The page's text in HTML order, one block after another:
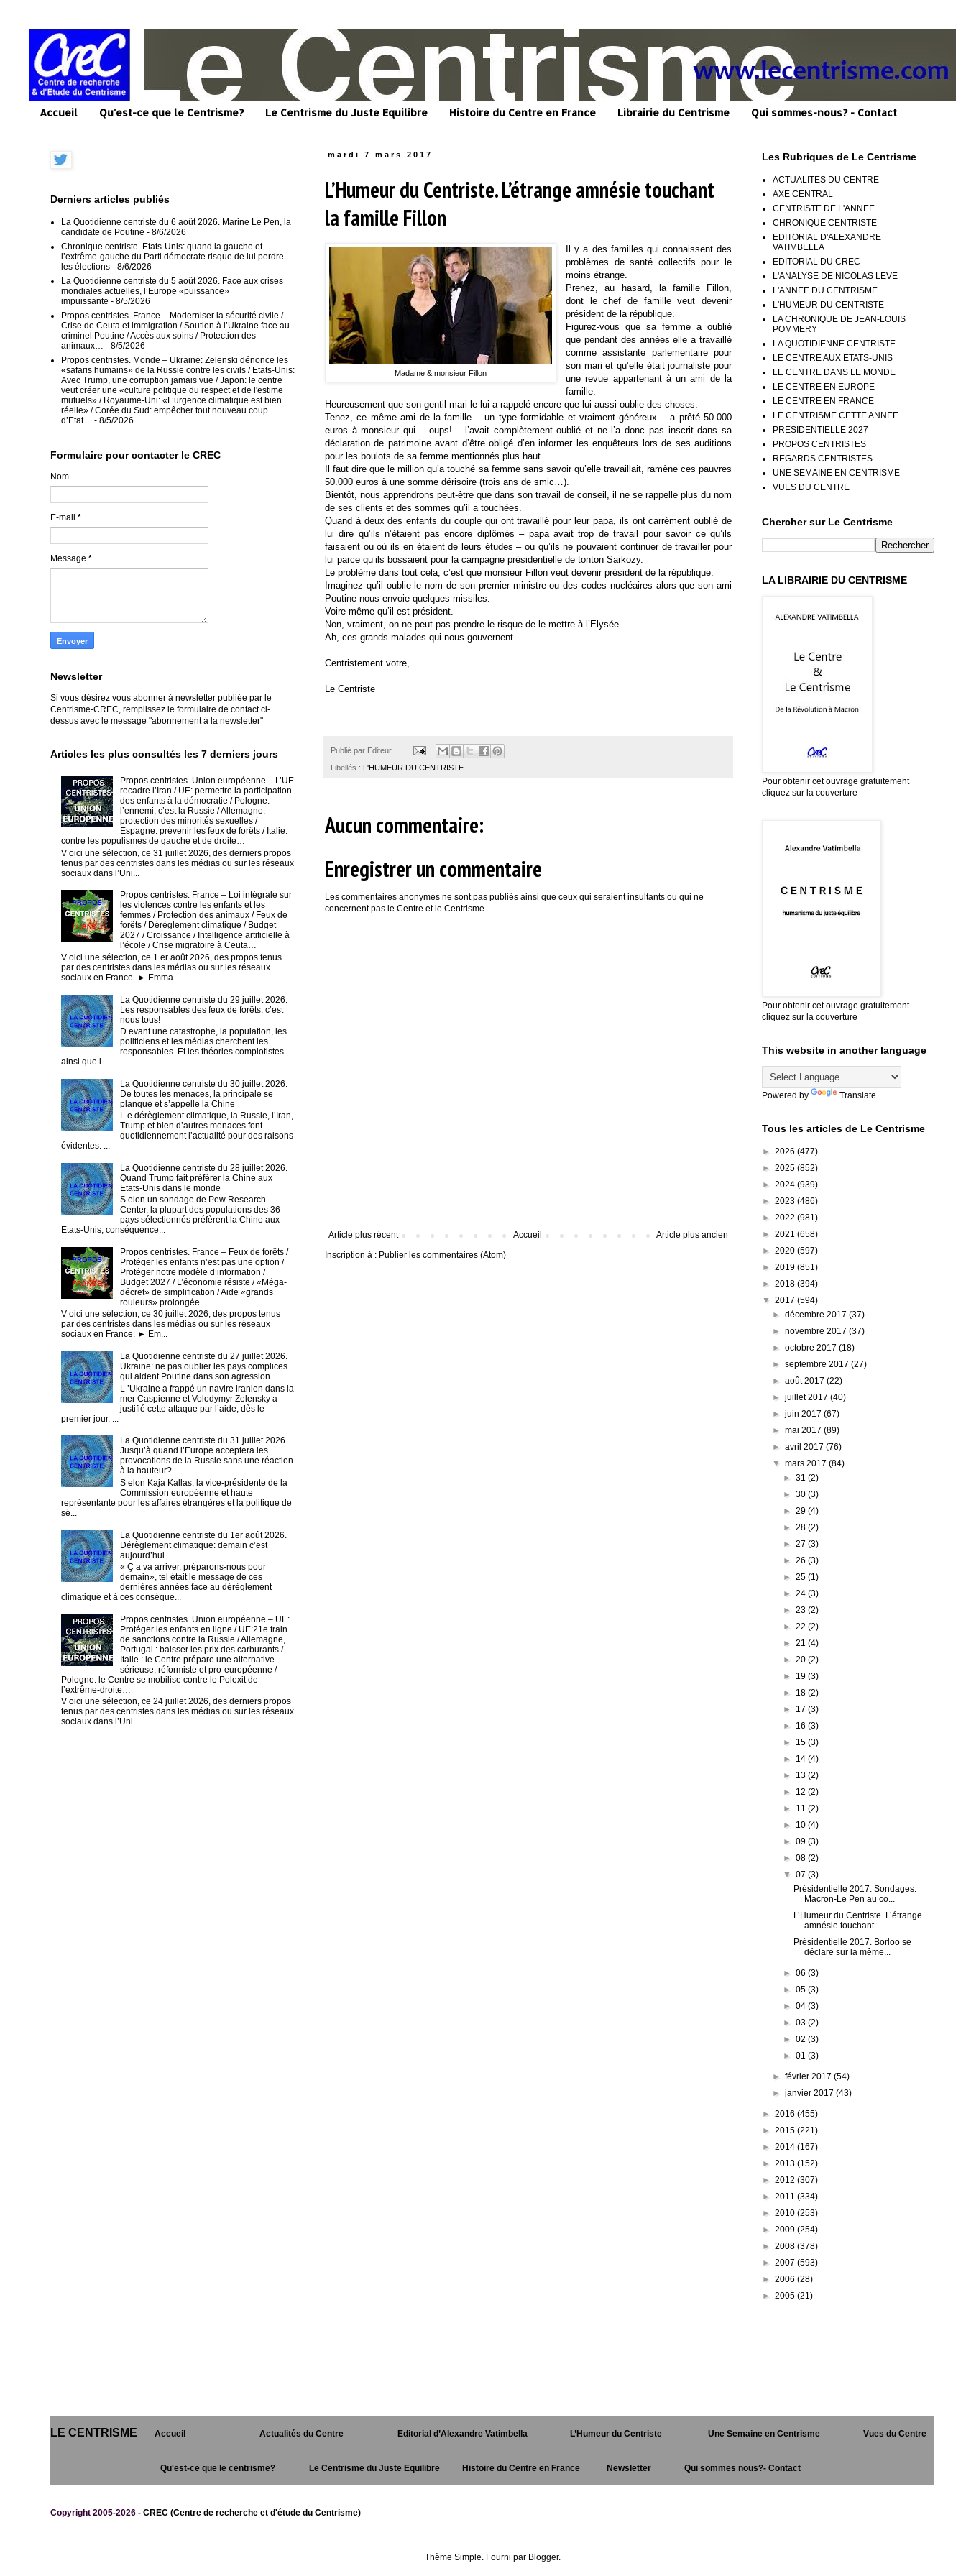
Accueil Qu'est-ce que le Centrisme? Le Centrisme du Juste Equilibre Histoire du Centre en France Librairie du Centrisme Qui sommes-nous? - Contact
mardi 7 mars 2017
L’Humeur du Centriste. L’étrange amnésie touchant
la famille Fillon
Madame & monsieur Fillon
Il y a des familles qui connaissent des
problèmes de santé collectifs pour le
moins étrange.
Prenez, au hasard, la famille Fillon,
dont le chef de famille veut devenir
président de la république.
Figurez-vous que sa femme a oublié
que pendant des années elle a travaillé
comme assistante parlementaire pour
son mari et qu’elle était journaliste pour
une revue appartenant à un ami de la
famille.
Heureusement que son gentil mari le lui a rappelé encore que lui aussi oublie des choses.
Tenez, ce même ami de la famille – un type formidable et vraiment généreux – a prêté 50.000
euros à monsieur qui – oups! – l’avait complètement oublié et ne l’a donc pas inscrit dans sa
déclaration de patrimoine avant d’être obligé d’en informer les enquêteurs lors de ses auditions
pour les boulots de sa femme mentionnés plus haut.
Il faut dire que le million qu’a touché sa femme sans savoir qu’elle travaillait, ramène ces pauvres
50.000 euros à une somme dérisoire (trois ans de smic…).
Bientôt, nous apprendrons peut-être que dans son travail de conseil, il ne se rappelle plus du nom
de ses clients et des sommes qu’il a touchées.
Quand à deux des enfants du couple qui ont travaillé pour leur papa, ils ont carrément oublié de
lui dire qu’ils n’étaient pas encore diplômés – papa avait trop de travail pour savoir ce qu’ils
faisaient ou où ils en étaient de leurs études – ou qu’ils ne pouvaient continuer de travailler pour
lui parce qu’ils bossaient pour la campagne présidentielle de tonton Sarkozy.
Le problème dans tout cela, c’est que monsieur Fillon veut devenir président de la république.
Imaginez qu’il oublie le nom de son premier ministre ou des codes nucléaires alors que son ami
Poutine nous envoie quelques missiles.
Voire même qu’il est président.
Non, vraiment, on ne peut pas prendre le risque de le mettre à l’Elysée.
Ah, ces grands malades qui nous gouvernent…
Centristement votre,
Le Centriste
Publié par Editeur
Libellés : L'HUMEUR DU CENTRISTE
Aucun commentaire:
Enregistrer un commentaire
Les commentaires anonymes ne sont pas publiés ainsi que ceux qui seraient insultants ou qui ne
concernent pas le Centre et le Centrisme.
Article plus récent Article plus ancien
Accueil
Inscription à : Publier les commentaires (Atom)
Derniers articles publiés
La Quotidienne centriste du 6 août 2026. Marine Le Pen, la
candidate de Poutine - 8/6/2026
Chronique centriste. Etats-Unis: quand la gauche et
l’extrême-gauche du Parti démocrate risque de lui perdre
les élections - 8/6/2026
La Quotidienne centriste du 5 août 2026. Face aux crises
mondiales actuelles, l’Europe «puissance»
impuissante - 8/5/2026
Propos centristes. France – Moderniser la sécurité civile /
Crise de Ceuta et immigration / Soutien à l’Ukraine face au
criminel Poutine / Accès aux soins / Protection des
animaux…
- 8/5/2026
Propos centristes. Monde – Ukraine: Zelenski dénonce les
«safaris humains» de la Russie contre les civils / Etats-Unis:
Avec Trump, une corruption jamais vue / Japon: le centre
veut créer une «culture politique du respect et de l'estime
mutuels» / Royaume-Uni: «L’urgence climatique est bien
réelle» / Corée du Sud: empêcher tout nouveau coup
d’Etat…
- 8/5/2026
Formulaire pour contacter le CREC
Nom
E-mail *
Message *
Newsletter
Si vous désirez vous abonner à newsletter publiée par le
Centrisme-CREC, remplissez le formulaire de contact ci-
dessus avec le message "abonnement à la newsletter"
Articles les plus consultés les 7 derniers jours
Propos centristes. Union européenne – L’UE
recadre l’Iran / UE: permettre la participation
des enfants à la démocratie / Pologne:
l’ennemi, c’est la Russie / Allemagne:
protection des minorités sexuelles /
Espagne: prévenir les feux de forêts / Italie:
contre les populismes de gauche et de droite…
V oici une sélection, ce 31 juillet 2026, des derniers propos
tenus par des centristes dans les médias ou sur les réseaux
sociaux dans l’Uni...
Propos centristes. France – Loi intégrale sur
les violences contre les enfants et les
femmes / Protection des animaux / Feux de
forêts / Dérèglement climatique / Budget
2027 / Croissance / Intelligence artificielle à
l’école / Crise migratoire à Ceuta…
V oici une sélection, ce 1 er août 2026, des propos tenus
par des centristes dans les médias ou sur les réseaux
sociaux en France. ► Emma...
La Quotidienne centriste du 29 juillet 2026.
Les responsables des feux de forêts, c’est
nous tous!
D evant une catastrophe, la population, les
politiciens et les médias cherchent les
responsables. Et les théories complotistes
ainsi que l...
La Quotidienne centriste du 30 juillet 2026.
De toutes les menaces, la principale se
planque et s’appelle la Chine
L e dérèglement climatique, la Russie, l’Iran,
Trump et bien d’autres menaces font
quotidiennement l’actualité pour des raisons
évidentes. ...
La Quotidienne centriste du 28 juillet 2026.
Quand Trump fait préférer la Chine aux
Etats-Unis dans le monde
S elon un sondage de Pew Research
Center, la plupart des populations des 36
pays sélectionnés préfèrent la Chine aux
Etats-Unis, conséquence...
Propos centristes. France – Feux de forêts /
Protéger les enfants n’est pas une option /
Protéger notre modèle d’information /
Budget 2027 / L’économie résiste / «Méga-
décret» de simplification / Aide «grands
rouleurs» prolongée…
V oici une sélection, ce 30 juillet 2026, des propos tenus
par des centristes dans les médias ou sur les réseaux
sociaux en France. ► Em...
La Quotidienne centriste du 27 juillet 2026.
Ukraine: ne pas oublier les pays complices
qui aident Poutine dans son agression
L ’Ukraine a frappé un navire iranien dans la
mer Caspienne et Volodymyr Zelensky a
justifié cette attaque par l’aide, dès le
premier jour, ...
La Quotidienne centriste du 31 juillet 2026.
Jusqu’à quand l’Europe acceptera les
provocations de la Russie sans une réaction
à la hauteur?
S elon Kaja Kallas, la vice-présidente de la
Commission européenne et haute
représentante pour les affaires étrangères et la politique de
sé...
La Quotidienne centriste du 1er août 2026.
Dérèglement climatique: demain c’est
aujourd’hui
« Ç a va arriver, préparons-nous pour
demain», tel était le message de ces
dernières années face au dérèglement
climatique et à ces conséque...
Propos centristes. Union européenne – UE:
Protéger les enfants en ligne / UE:21e train
de sanctions contre la Russie / Allemagne,
Portugal : baisser les prix des carburants /
Italie : le Centre prépare une alternative
sérieuse, réformiste et pro-européenne /
Pologne: le Centre se mobilise contre le Polexit de
l’extrême-droite…
V oici une sélection, ce 24 juillet 2026, des derniers propos
tenus par des centristes dans les médias ou sur les réseaux
sociaux dans l’Uni...
Les Rubriques de Le Centrisme
ACTUALITES DU CENTRE
AXE CENTRAL
CENTRISTE DE L'ANNEE
CHRONIQUE CENTRISTE
EDITORIAL D'ALEXANDRE
VATIMBELLA
EDITORIAL DU CREC
L'ANALYSE DE NICOLAS LEVE
L'ANNEE DU CENTRISME
L'HUMEUR DU CENTRISTE
LA CHRONIQUE DE JEAN-LOUIS
POMMERY
LA QUOTIDIENNE CENTRISTE
LE CENTRE AUX ETATS-UNIS
LE CENTRE DANS LE MONDE
LE CENTRE EN EUROPE
LE CENTRE EN FRANCE
LE CENTRISME CETTE ANNEE
PRESIDENTIELLE 2027
PROPOS CENTRISTES
REGARDS CENTRISTES
UNE SEMAINE EN CENTRISME
VUES DU CENTRE
Chercher sur Le Centrisme
LA LIBRAIRIE DU CENTRISME
Pour obtenir cet ouvrage gratuitement
cliquez sur la couverture
Pour obtenir cet ouvrage gratuitement
cliquez sur la couverture
This website in another language
Powered by Translate
Tous les articles de Le Centrisme
► 2026 (477)
► 2025 (852)
► 2024 (939)
► 2023 (486)
► 2022 (981)
► 2021 (658)
► 2020 (597)
► 2019 (851)
► 2018 (394)
▼ 2017 (594)
►décembre 2017(37)
►novembre 2017(37)
►octobre 2017(18)
►septembre 2017(27)
►août 2017(22)
►juillet 2017(40)
►juin 2017(67)
►mai 2017(89)
►avril 2017(76)
▼mars 2017(84)
► 31 (2)
► 30 (3)
► 29 (4)
► 28 (2)
► 27 (3)
► 26 (3)
► 25 (1)
► 24 (3)
► 23 (2)
► 22 (2)
► 21 (4)
► 20 (2)
► 19 (3)
► 18 (2)
► 17 (3)
► 16 (3)
► 15 (3)
► 14 (4)
► 13 (2)
► 12 (2)
► 11 (2)
► 10 (4)
► 09 (3)
► 08 (2)
▼ 07 (3)
Présidentielle 2017. Sondages:
Macron-Le Pen au co...
L’Humeur du Centriste. L’étrange
amnésie touchant ...
Présidentielle 2017. Borloo se
déclare sur la même...
► 06 (3)
► 05 (3)
► 04 (3)
► 03 (2)
► 02 (3)
► 01 (3)
►février 2017(54)
►janvier 2017(43)
► 2016 (455)
► 2015 (221)
► 2014 (167)
► 2013 (152)
► 2012 (307)
► 2011 (334)
► 2010 (253)
► 2009 (254)
► 2008 (378)
► 2007 (593)
► 2006 (28)
► 2005 (21)
LE CENTRISME Accueil Actualités du Centre Editorial d’Alexandre Vatimbella L’Humeur du Centriste Une Semaine en Centrisme Vues du Centre
Qu'est-ce que le centrisme? Le Centrisme du Juste Equilibre Histoire du Centre en France Newsletter Qui sommes nous?- Contact
Copyright 2005-2026 - CREC (Centre de recherche et d'étude du Centrisme)
Thème Simple. Fourni par Blogger.